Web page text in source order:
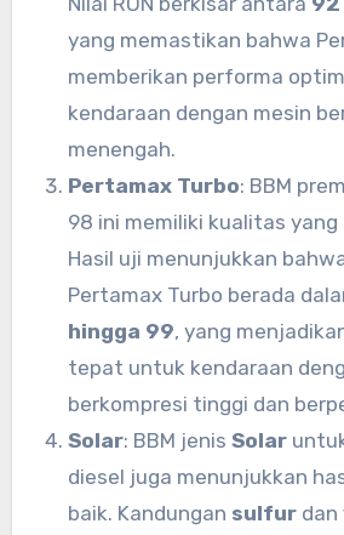
yang memastikan bahwa
memberikan performa
kendaraan dengan mesin
menengah.
Pertamax Turbo: BBM
98 ini memiliki kualitas
Hasil uji menunjukkan
Pertamax Turbo berada
hingga 99, yang
tepat untuk kendaraan
berkompresi tinggi dan
Solar: BBM jenis Solar
diesel juga menunjukkan
baik. Kandungan sulfurdan